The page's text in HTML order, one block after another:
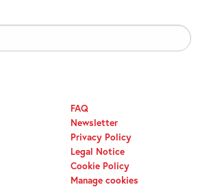
FAQ
Newsletter
Privacy Policy
Legal Notice
Cookie Policy
Manage cookies